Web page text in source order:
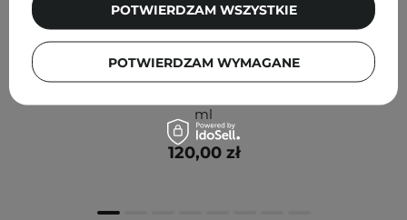
ml
120,00 zł
POTWIERDZAM WYMAGANE
POTWIERDZAM WSZYSTKIE